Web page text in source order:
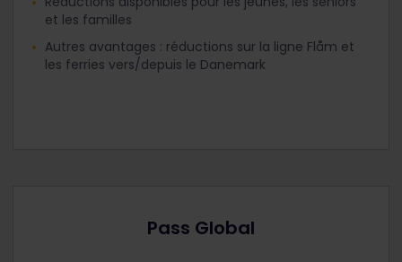
et les familles
Autres avantages : réductions sur la ligne Flåm et
les ferries vers/depuis le Danemark
Pass Global